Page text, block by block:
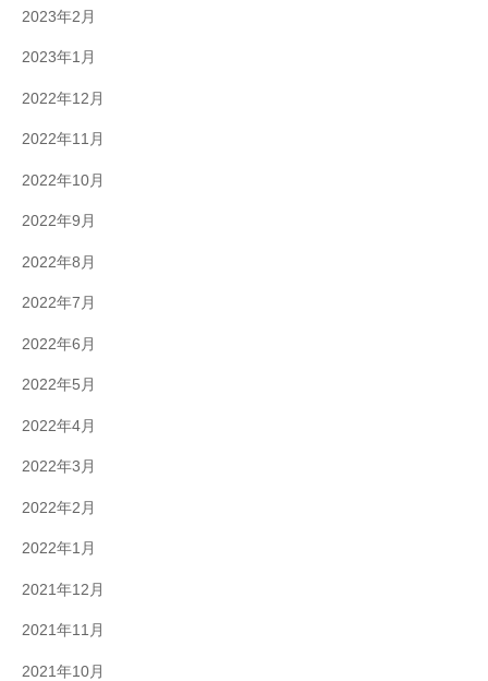
2023年2月
2023年1月
2022年12月
2022年11月
2022年10月
2022年9月
2022年8月
2022年7月
2022年6月
2022年5月
2022年4月
2022年3月
2022年2月
2022年1月
2021年12月
2021年11月
2021年10月